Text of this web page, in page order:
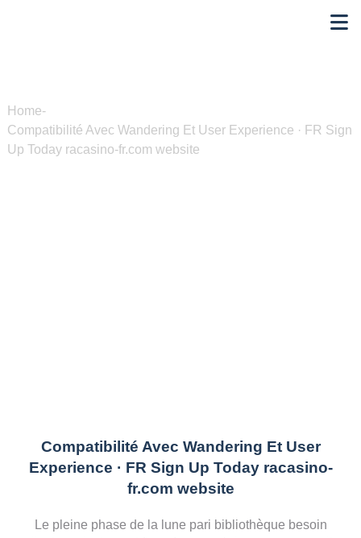
Home-
Compatibilité Avec Wandering Et User Experience · FR Sign
Up Today racasino-fr.com website
Compatibilité Avec Wandering Et User
Experience · FR Sign Up Today racasino-
fr.com website
Le pleine phase de la lune pari bibliothèque besoin